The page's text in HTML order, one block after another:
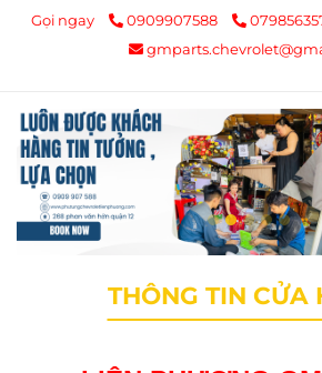
Gọi ngay 0909907588
THÔNG TIN CỬA